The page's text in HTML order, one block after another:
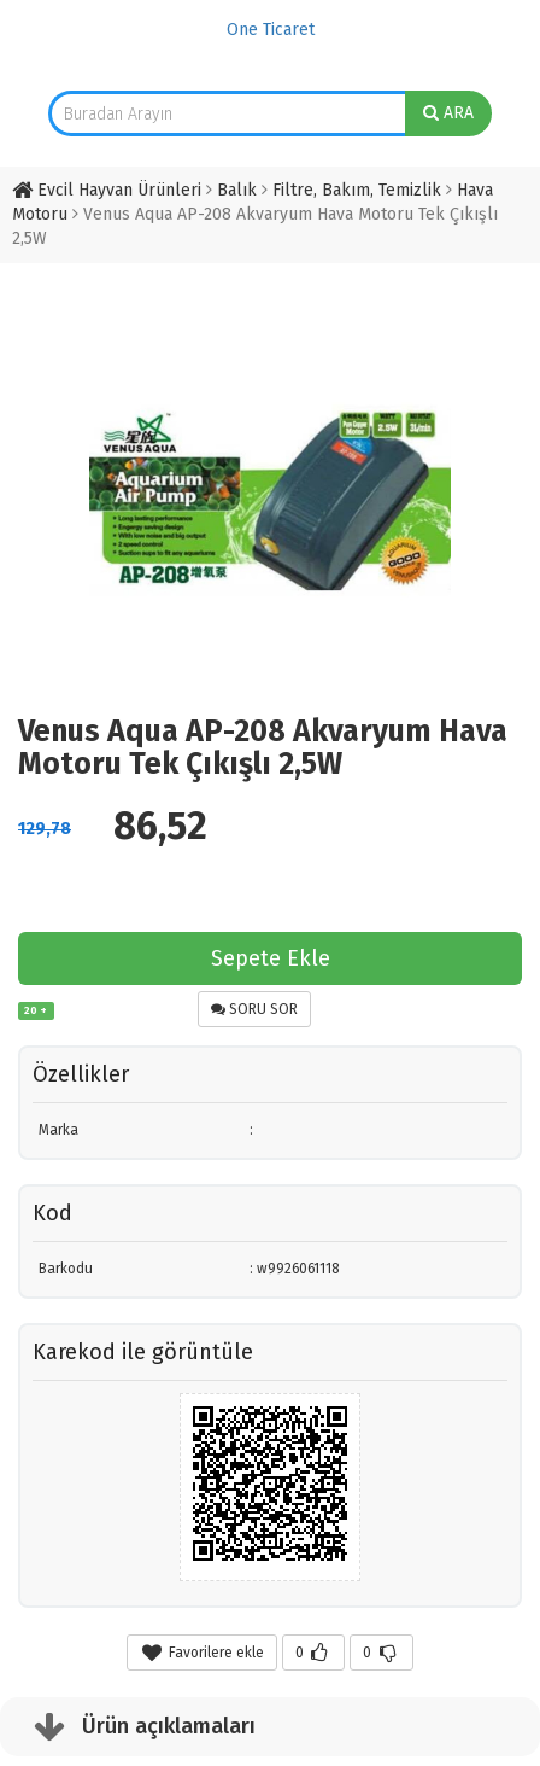
One Ticaret
ARA
Evcil Hayvan Ürünleri Balık Filtre, Bakım, Temizlik
Hava
Motoru
Venus Aqua AP-208 Akvaryum Hava Motoru Tek Çıkışlı
2,5W
Venus Aqua AP-208 Akvaryum Hava
Motoru Tek Çıkışlı 2,5W
129,78 86,52
Sepete Ekle
20 + SORU SOR
Özellikler
Marka :
Kod
Barkodu : w9926061118
Karekod ile görüntüle
Favorilere ekle 0 0
Ürün açıklamaları